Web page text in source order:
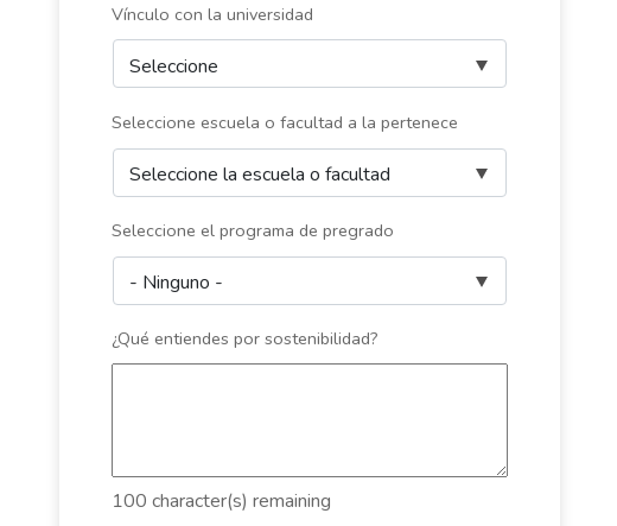
Vínculo con la universidad
Seleccione escuela o facultad a la pertenece
Seleccione el programa de pregrado
¿Qué entiendes por sostenibilidad?
100 character(s) remaining